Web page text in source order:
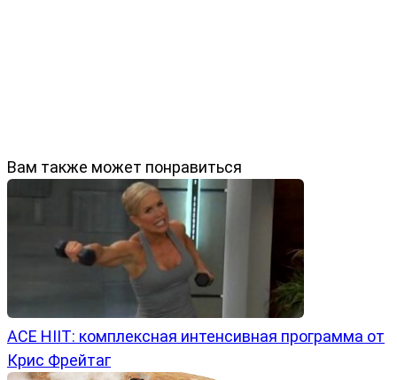
Вам также может понравиться
ACE HIIT: комплексная интенсивная программа от
Крис Фрейтаг